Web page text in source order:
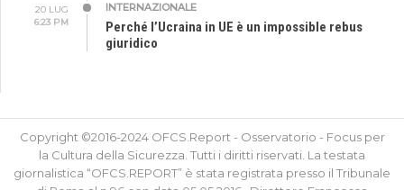
20 LUG
6:23 PM
INTERNAZIONALE
Perché l’Ucraina in UE è un impossible rebus
giuridico
Copyright ©2016-2024 OFCS.Report - Osservatorio - Focus per
la Cultura della Sicurezza. Tutti i diritti riservati. La testata
giornalistica “OFCS.REPORT” è stata registrata presso il Tribunale